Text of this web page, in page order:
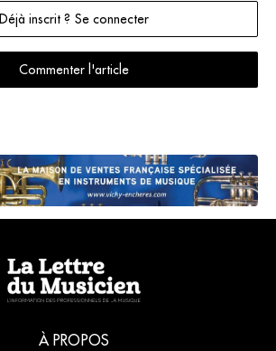
Déjà inscrit ? Se connecter
Commenter l'article
À PROPOS